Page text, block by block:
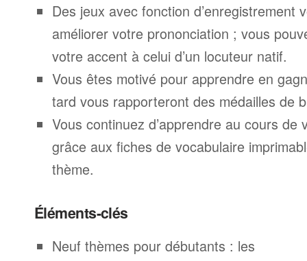
Des jeux avec fonction d’enregistrement
améliorer votre prononciation ; vous
votre accent à celui d’un locuteur natif.
Vous êtes motivé pour apprendre en
tard vous rapporteront des médailles de
Vous continuez d’apprendre au cours de
grâce aux fiches de vocabulaire
thème.
Éléments-clés
Neuf thèmes pour débutants : les